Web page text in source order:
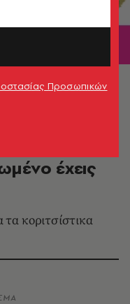
έχεις
κοριτσίστικα
Προσωπικών